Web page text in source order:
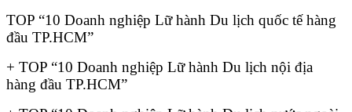
TOP “10 Doanh nghiệp Lữ hành Du lịch quốc tế hàng
đầu TP.HCM”
+ TOP “10 Doanh nghiệp Lữ hành Du lịch nội địa
hàng đầu TP.HCM”